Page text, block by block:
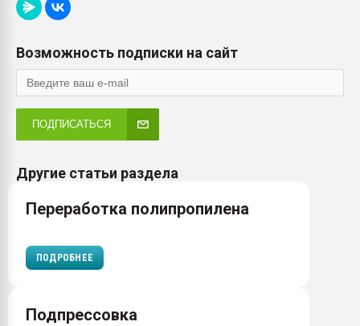
Возможность подписки на сайт
ПОДПИСАТЬСЯ
Другие статьи раздела
Переработка полипропилена
ПОДРОБНЕЕ
Подпрессовка